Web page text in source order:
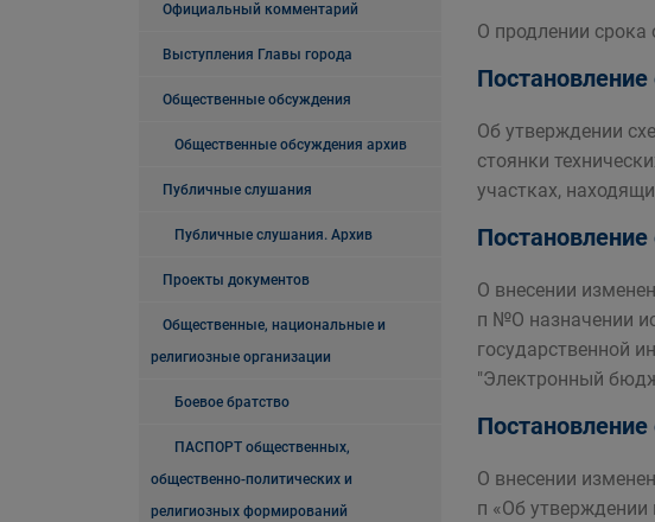
Официальный комментарий
Выступления Главы города
Общественные обсуждения
Общественные обсуждения архив
Публичные слушания
Публичные слушания. Архив
Проекты документов
Общественные, национальные и
религиозные организации
Боевое братство
ПАСПОРТ общественных,
общественно-политических и
религиозных формирований
О продлении срока
Об утверждении
стоянки
участках,
О внесении
п №О назначении
государственной
"Электронный
О внесении
п «Об